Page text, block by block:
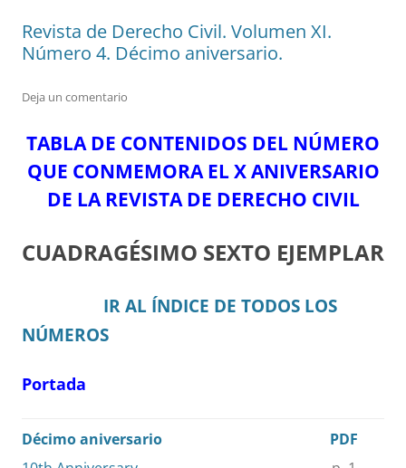
Revista de Derecho Civil. Volumen XI.
Número 4. Décimo aniversario.
Deja un comentario
TABLA DE CONTENIDOS DEL NÚMERO
QUE CONMEMORA EL X ANIVERSARIO
DE LA REVISTA DE DERECHO CIVIL
CUADRAGÉSIMO SEXTO EJEMPLAR
IR AL ÍNDICE DE TODOS LOS
NÚMEROS
Portada
Décimo aniversario
PDF